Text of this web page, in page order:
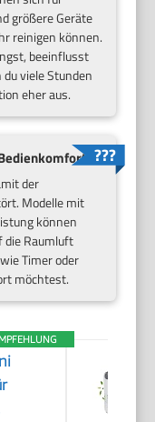
größere Geräte
reinigen können.
beeinflusst
viele Stunden
eher aus.
der
Modelle mit
können
die Raumluft
Timer oder
möchtest.